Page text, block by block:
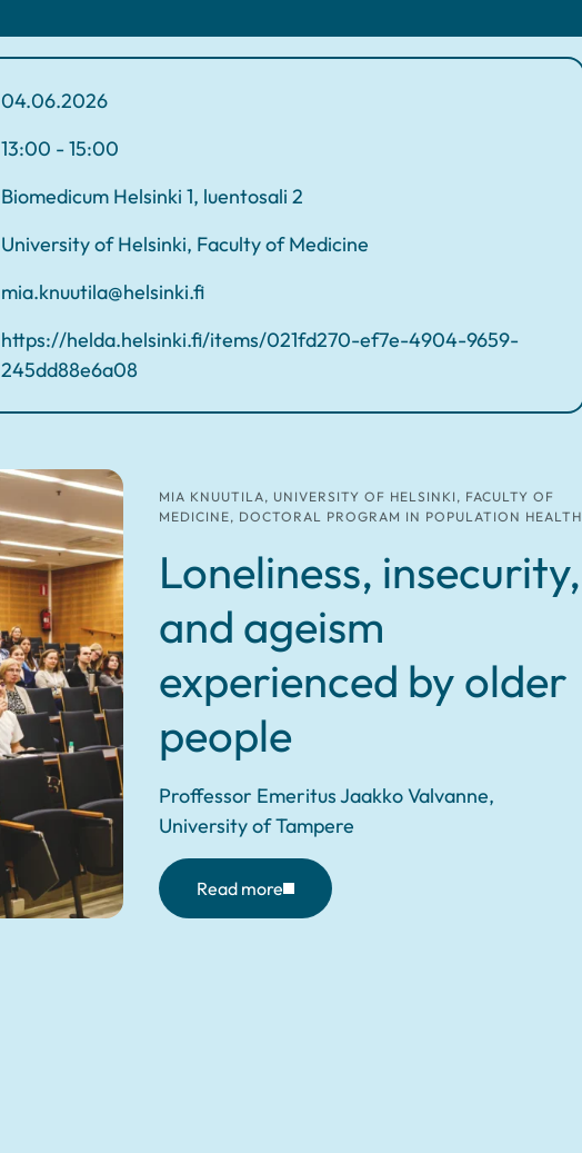
04.06.2026
13:00 - 15:00
Biomedicum Helsinki 1, luentosali 2
University of Helsinki, Faculty of Medicine
mia.knuutila@helsinki.fi
https://helda.helsinki.fi/items/021fd270-ef7e-4904-9659-
245dd88e6a08
MIA KNUUTILA, UNIVERSITY OF HELSINKI, FACULTY OF
MEDICINE, DOCTORAL PROGRAM IN POPULATION HEALTH
Loneliness, insecurity,
and ageism
experienced by older
people
Proffessor Emeritus Jaakko Valvanne,
University of Tampere
Read more